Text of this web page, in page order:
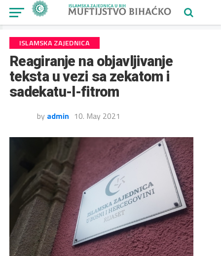
ISLAMSKA ZAJEDNICA
Reagiranje na objavljivanje
teksta u vezi sa zekatom i
sadekatu-l-fitrom
by admin 10. May 2021